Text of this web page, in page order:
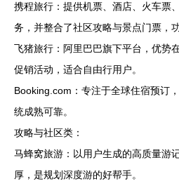
携程旅行：提供机票、酒店、火车票
务，并整合了社区攻略与景点门票，
飞猪旅行：阿里巴巴旗下平台，优势
促销活动，适合自由行用户。
Booking.com：专注于全球住宿预订
统成熟可靠。
攻略与社区类：
马蜂窝旅游：以用户生成的高质量游
厚，是规划深度游的好帮手。